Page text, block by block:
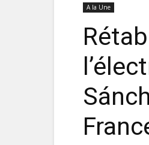
A la Une